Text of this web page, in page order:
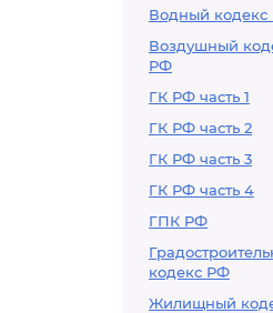
Водный
Воздушный
РФ
ГК РФ часть 1
ГК РФ часть 2
ГК РФ часть 3
ГК РФ часть 4
ГПК РФ
кодекс РФ
Жилищный